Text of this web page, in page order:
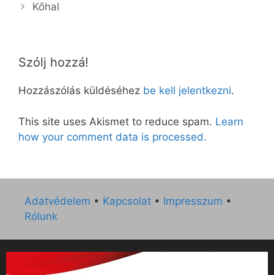
Kőhal
Szólj hozzá!
Hozzászólás küldéséhez be kell jelentkezni.
This site uses Akismet to reduce spam. Learn
how your comment data is processed.
Adatvédelem • Kapcsolat • Impresszum •
Rólunk